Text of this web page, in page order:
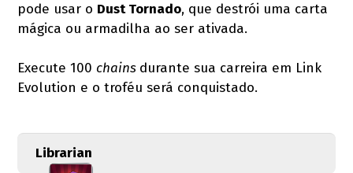
pode usar o Dust Tornado, que destrói uma carta
mágica ou armadilha ao ser ativada.
Execute 100 chains durante sua carreira em Link
Evolution e o troféu será conquistado.
Librarian